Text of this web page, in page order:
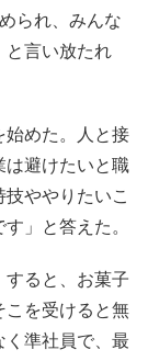
られ、みんな
と言い放たれ
めた。人と接
は避けたいと職
ややりたいこ
」と答えた。
ると、お菓子
こを受けると無
く準社員で、最